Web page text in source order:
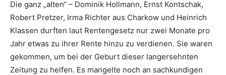
Die ganz „alten“ – Dominik Hollmann, Ernst Kontschak,
Robert Pretzer, Irma Richter aus Charkow und Heinrich
Klassen durften laut Rentengesetz nur zwei Monate pro
Jahr etwas zu ihrer Rente hinzu zu verdienen. Sie waren
gekommen, um bei der Geburt dieser langersehnten
Zeitung zu helfen. Es mangelte noch an sachkundigen